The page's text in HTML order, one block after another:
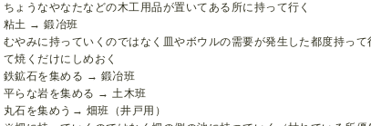
ちょうなやなたなどの木工用品が置いてある所に持って行く
粘土 → 鍛冶班
むやみに持っていくのではなく皿やボウルの需要が発生した都度持って
て焼くだけにしめおく
鉄鉱石を集める → 鍛冶班
平らな岩を集める → 土木班
丸石を集めう→ 畑班（井戸用）